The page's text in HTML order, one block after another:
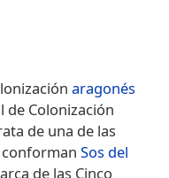
aragonés
Colonización
de una de las
Sos del
de las Cinco